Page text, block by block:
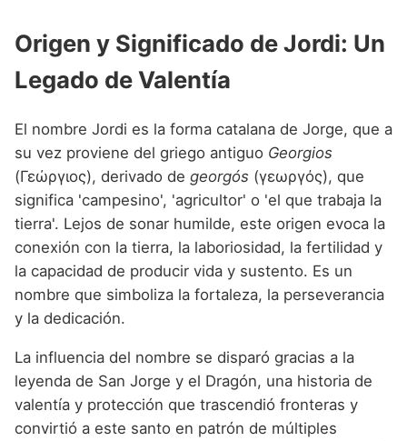
Nombres de niño que empiezan por R
Nombres de niño que empiezan por S
Nombres de niño que empiezan por T
Nombres de niño que empiezan por U
Nombres de niño que empiezan por V
Nombres de niño que empiezan por W
Nombres de niño que empiezan por X
Nombres de niño que empiezan por Y
Nombres de Niño Suecos
Origen y Significado de Jordi: Un
Legado de Valentía
El nombre Jordi es la forma catalana de Jorge, que a
su vez proviene del griego antiguo Georgios
(Γεώργιος), derivado de georgós (γεωργός), que
significa 'campesino', 'agricultor' o 'el que trabaja la
tierra'. Lejos de sonar humilde, este origen evoca la
conexión con la tierra, la laboriosidad, la fertilidad y
la capacidad de producir vida y sustento. Es un
nombre que simboliza la fortaleza, la perseverancia
y la dedicación.
La influencia del nombre se disparó gracias a la
leyenda de San Jorge y el Dragón, una historia de
valentía y protección que trascendió fronteras y
convirtió a este santo en patrón de múltiples